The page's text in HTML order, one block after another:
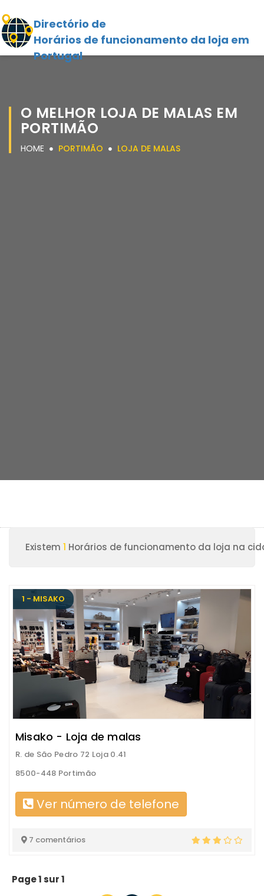
Directório de
Horários de funcionamento da loja em
Portugal
O MELHOR LOJA DE MALAS EM
PORTIMÃO
HOME PORTIMÃO LOJA DE MALAS
Existem 1 Horários de funcionamento da loja na
1 - MISAKO
Misako - Loja de malas
R. de São Pedro 72 Loja 0.41
8500-448 Portimão
Ver número de telefone
7 comentários
Page 1 sur 1